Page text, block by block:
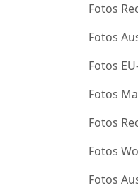
Fotos
Fotos
Fotos
Fotos
Fotos
Fotos
Fotos